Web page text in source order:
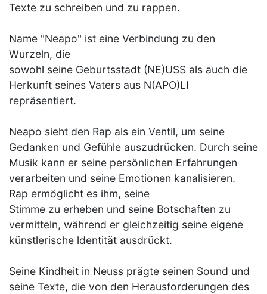
Texte zu schreiben und zu rappen.
Name "Neapo" ist eine Verbindung zu den
Wurzeln, die
sowohl seine Geburtsstadt (NE)USS als auch die
Herkunft seines Vaters aus N(APO)LI
repräsentiert.
Neapo sieht den Rap als ein Ventil, um seine
Gedanken und Gefühle auszudrücken. Durch seine
Musik kann er seine persönlichen Erfahrungen
verarbeiten und seine Emotionen kanalisieren.
Rap ermöglicht es ihm, seine
Stimme zu erheben und seine Botschaften zu
vermitteln, während er gleichzeitig seine eigene
künstlerische ldentität ausdrückt.
Seine Kindheit in Neuss prägte seinen Sound und
seine Texte, die von den Herausforderungen des